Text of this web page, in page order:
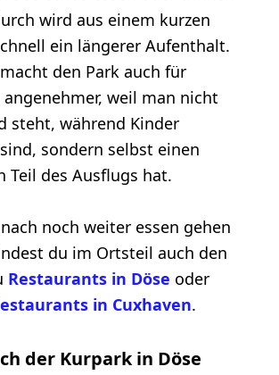
wird aus einem kurzen
ein längerer Aufenthalt.
den Park auch für
angenehmer, weil man nicht
steht, während Kinder
sondern selbst einen
Teil des Ausflugs hat.
noch weiter essen gehen
du im Ortsteil auch den
Restaurants in Döse oder
in Cuxhaven.
der Kurpark in Döse